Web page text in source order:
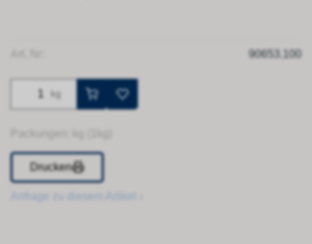
90653.100
kg
Drucken
Anfrage zu diesem Artikel ›